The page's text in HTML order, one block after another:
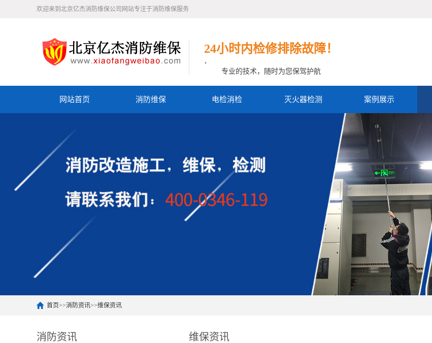
欢迎来到北京亿杰消防维保公司网站专注于消防维保服务
24小时内检修排除故障！
，
专业的技术，随时为您保驾护航
网站首页 消防维保 电检消检 灭火器检测 案例展示
首页>>消防资讯>>维保资讯
消防资讯 维保资讯